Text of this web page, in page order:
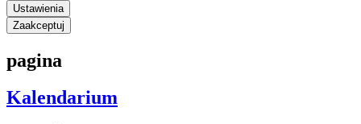
Ustawienia
Zaakceptuj
pagina
Kalendarium